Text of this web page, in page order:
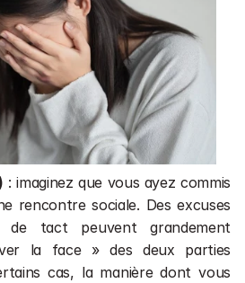
: imaginez que vous ayez commis
rencontre sociale. Des excuses
de tact peuvent grandement
la face » des deux parties
cas, la manière dont vous